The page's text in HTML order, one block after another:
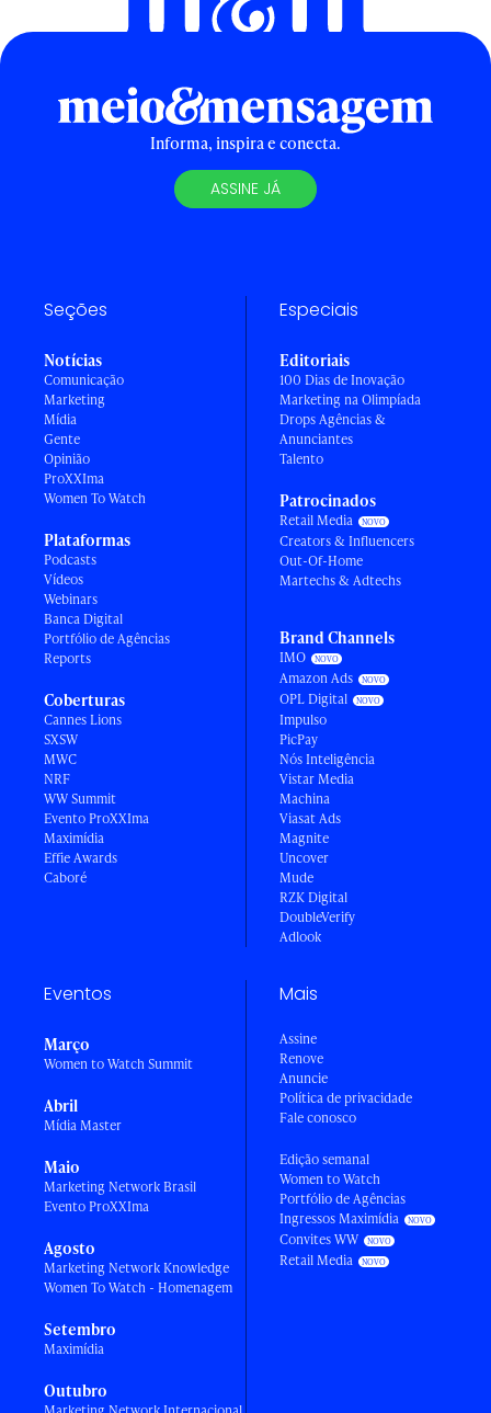
Informa, inspira e conecta.
ASSINE JÁ
Seções
Notícias
Comunicação
Marketing
Mídia
Gente
Opinião
ProXXIma
Women To Watch
Plataformas
Podcasts
Vídeos
Webinars
Banca Digital
Portfólio de Agências
Reports
Coberturas
Cannes Lions
SXSW
MWC
NRF
WW Summit
Evento ProXXIma
Maximídia
Effie Awards
Caboré
Especiais
Editoriais
100 Dias de Inovação
Marketing na Olimpíada
Drops Agências &
Anunciantes
Talento
Patrocinados
Retail Media
Creators & Influencers
Out-Of-Home
Martechs & Adtechs
Brand Channels
IMO
Amazon Ads
OPL Digital
Impulso
PicPay
Nós Inteligência
Vistar Media
Machina
Viasat Ads
Magnite
Uncover
Mude
RZK Digital
DoubleVerify
Adlook
Eventos
Março
Women to Watch Summit
Abril
Mídia Master
Maio
Marketing Network Brasil
Evento ProXXIma
Agosto
Marketing Network Knowledge
Women To Watch - Homenagem
Setembro
Maximídia
Outubro
Mais
Assine
Renove
Anuncie
Política de privacidade
Fale conosco
Edição semanal
Women to Watch
Portfólio de Agências
Ingressos Maximídia
Convites WW
Retail Media